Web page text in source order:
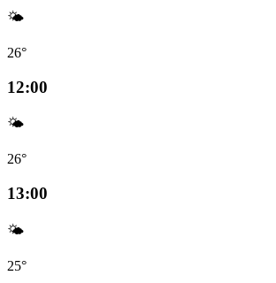
🌤️
26°
12:00
🌤️
26°
13:00
🌤️
25°